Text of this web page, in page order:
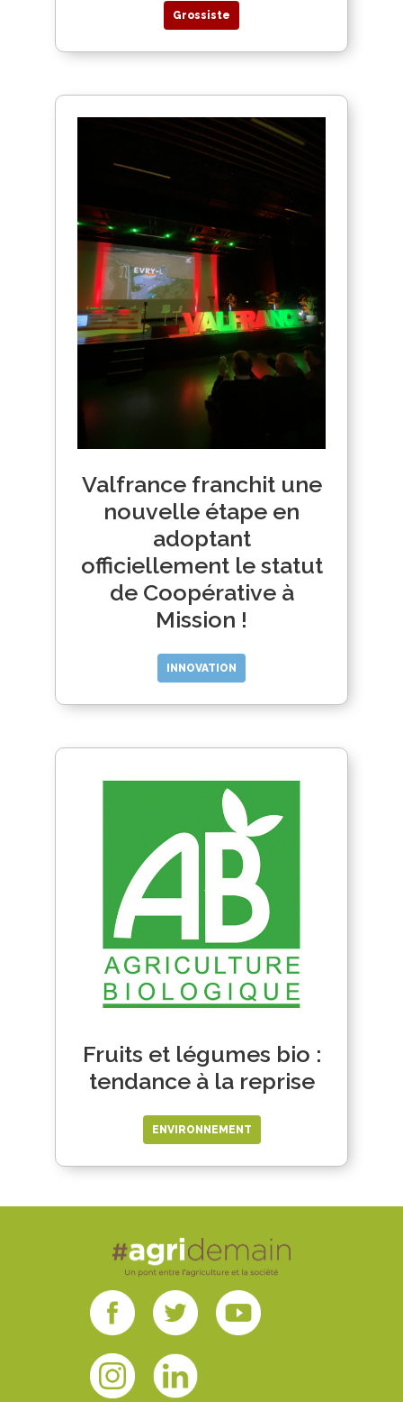
Grossiste
Valfrance franchit une
nouvelle étape en
adoptant
officiellement le statut
de Coopérative à
Mission !
INNOVATION
Fruits et légumes bio :
tendance à la reprise
ENVIRONNEMENT